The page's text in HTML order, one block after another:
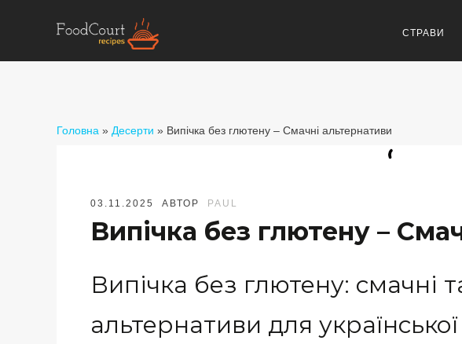
СТРАВИ
Головна » Десерти » Випічка без глютену – Смачні альтернативи
03.11.2025 АВТОР PAUL
Випічка без глютену –
Випічка без глютену: смачні
альтернативи для української